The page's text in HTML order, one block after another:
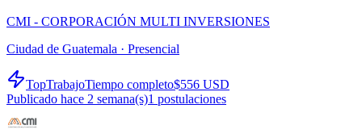
CMI - CORPORACIÓN MULTI INVERSIONES
Ciudad de Guatemala · Presencial
TopTrabajoTiempo completo$556 USD
Publicado hace 2 semana(s)1 postulaciones